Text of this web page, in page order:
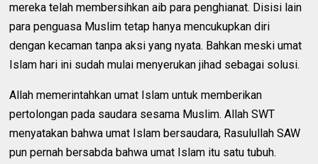
mereka telah membersihkan aib para penghianat. Disisi lain
para penguasa Muslim tetap hanya mencukupkan diri
dengan kecaman tanpa aksi yang nyata. Bahkan meski umat
Islam hari ini sudah mulai menyerukan jihad sebagai solusi.
Allah memerintahkan umat Islam untuk memberikan
pertolongan pada saudara sesama Muslim. Allah SWT
menyatakan bahwa umat Islam bersaudara, Rasulullah SAW
pun pernah bersabda bahwa umat Islam itu satu tubuh.